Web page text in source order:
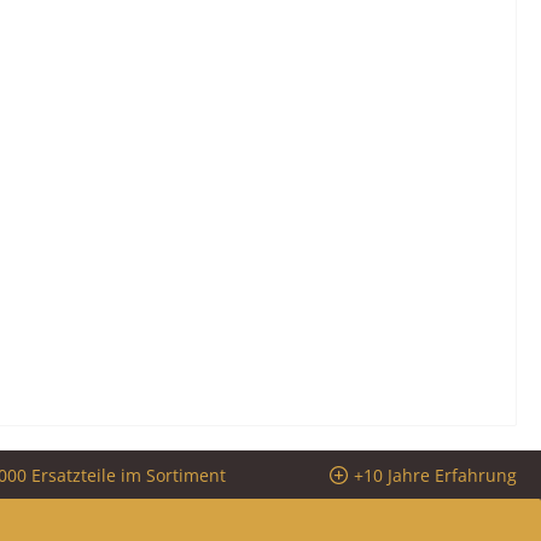
Ersatzteile im Sortiment +10 Jahre Erfahrung